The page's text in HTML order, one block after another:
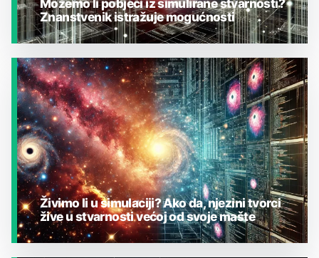
JESTE LI ZNALI?
Možemo li pobjeći iz simulirane stvarnosti?
Znanstvenik istražuje mogućnosti
Živimo li u simulaciji? Ako da, njezini tvorci
žive u stvarnosti većoj od svoje mašte